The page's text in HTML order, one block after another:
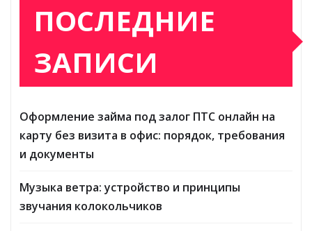
ПОСЛЕДНИЕ
ЗАПИСИ
Оформление займа под залог ПТС онлайн на
карту без визита в офис: порядок, требования
и документы
Музыка ветра: устройство и принципы
звучания колокольчиков